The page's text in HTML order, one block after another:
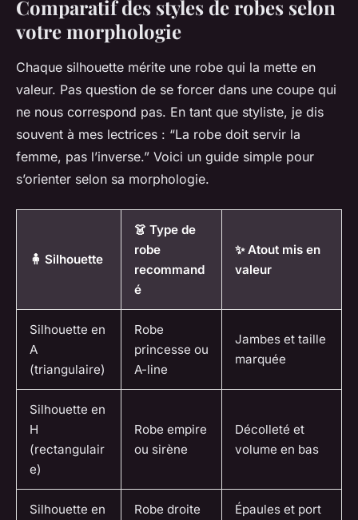
Comparatif des styles de robes selon
votre morphologie
Chaque silhouette mérite une robe qui la mette en
valeur. Pas question de se forcer dans une coupe qui
ne nous correspond pas. En tant que styliste, je dis
souvent à mes lectrices : “La robe doit servir la
femme, pas l’inverse.” Voici un guide simple pour
s’orienter selon sa morphologie.
🧍 Silhouette
👗 Type de
robe
recommand
é
✨ Atout mis en
valeur
Silhouette en
A
(triangulaire)
Robe
princesse ou
A-line
Jambes et taille
marquée
Silhouette en
H
(rectangulair
e)
Robe empire
ou sirène
Décolleté et
volume en bas
Silhouette en
Robe droite
Épaules et port